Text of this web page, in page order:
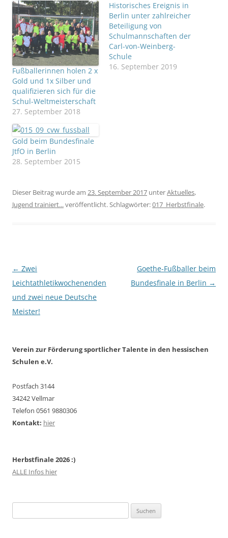
Fußballerinnen holen 2 x
Gold und 1x Silber und
qualifizieren sich für die
Schul-Weltmeisterschaft
27. September 2018
Historisches Ereignis in
Berlin unter zahlreicher
Beteiligung von
Schulmannschaften der
Carl-von-Weinberg-
Schule
16. September 2019
Gold beim Bundesfinale
JtfO in Berlin
28. September 2015
Dieser Beitrag wurde am 23. September 2017 unterAktuelles,
Jugend trainiert...veröffentlicht. Schlagwörter:017_Herbstfinale.
Beitragsnavigation
← Zwei
Leichtathletikwochenenden
und zwei neue Deutsche
Meister!
Goethe-Fußballer beim
Bundesfinale in Berlin →
Verein zur Förderung sportlicher Talente in den hessischen
Schulen e.V.
Postfach 3144
34242 Vellmar
Telefon 0561 9880306
Kontakt: hier
Herbstfinale 2026 :)
ALLE Infos hier
nach: